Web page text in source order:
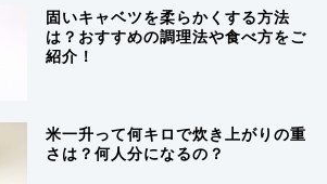
固いキャベツを柔らかくする方法
は？おすすめの調理法や食べ方をご
紹介！
米一升って何キロで炊き上がりの重
さは？何人分になるの？